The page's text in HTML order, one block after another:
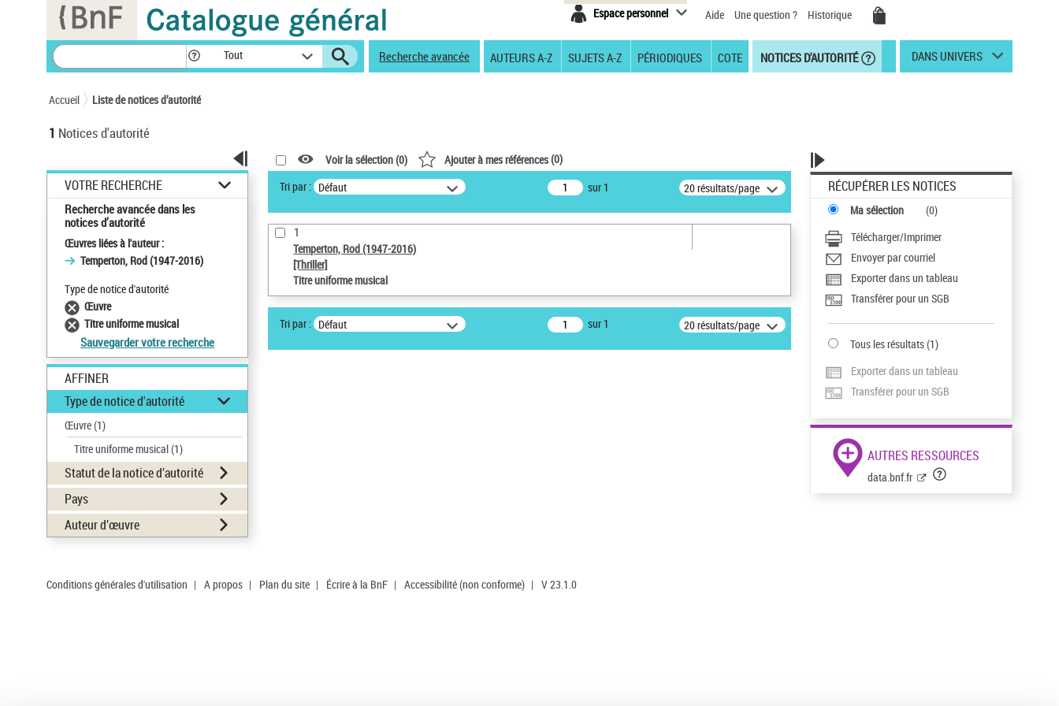
Espace personnel Aide Une question ? Historique
Tout Recherche avancée AUTEURS A-Z SUJETS A-Z PÉRIODIQUES COTE NOTICES D'AUTORITÉ DANS UNIVERS
Accueil Liste de notices d’autorité
1 Notices d'autorité
VOTRE RECHERCHE
Recherche avancée dans les
notices d’autorité
Œuvres liées à l'auteur :
Temperton, Rod (1947-2016)
Type de notice d'autorité
Œuvre
Titre uniforme musical
Sauvegarder votre recherche
AFFINER
Type de notice d'autorité
Œuvre(1)
Titre uniforme musical(1)
Statut de la notice d’autorité
Pays
Auteur d’œuvre
Voir la sélection (0) Ajouter à mes références(0)
Tri par : Défaut sur 1 20 résultats/page
1
Temperton, Rod (1947-2016)
[Thriller]
Titre uniforme musical
Tri par : Défaut sur 1 20 résultats/page
RÉCUPÉRER LES NOTICES
Ma sélection (0)
Télécharger/Imprimer
Envoyer par courriel
Exporter dans un tableau
Transférer pour un SGB
Tous les résultats(1)
Exporter dans un tableau
Transférer pour un SGB
AUTRES RESSOURCES
data.bnf.fr
Conditions générales d'utilisation | A propos | Plan du site | Écrire à la BnF | Accessibilité (non conforme) | V 23.1.0
Panneau de gestion des cookies